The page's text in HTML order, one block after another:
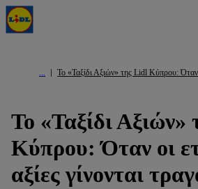
Το «Ταξίδι Αξιών» της Lidl Κύπρου: Όταν
Το «Ταξίδι
Κύπρου: Όταν οι
αξίες γίνονται